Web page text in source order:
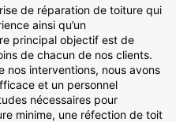
de réparation de toiture qui
ainsi qu’un
principal objectif est de
de chacun de nos clients.
nos interventions, nous avons
et un personnel
nécessaires pour
minime, une réfection de toit